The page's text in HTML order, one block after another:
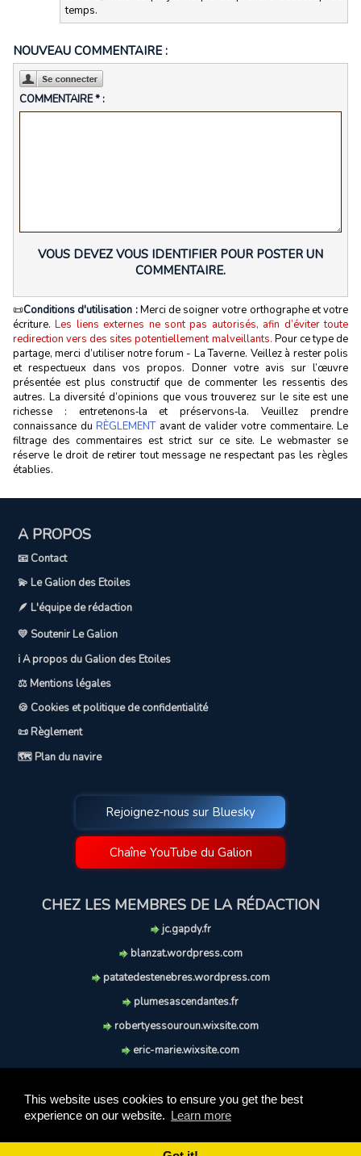
This website uses cookies to ensure you get the best
experience on our website. Learn more
temps.
NOUVEAU COMMENTAIRE :
COMMENTAIRE * :
VOUS DEVEZ VOUS IDENTIFIER POUR POSTER UN
COMMENTAIRE.
📜Conditions d'utilisation :Merci de soigner votre orthographe et votre
écriture.Les liens externes ne sont pas autorisés, afin d’éviter toute
redirection vers des sites potentiellement malveillants. Pour ce type de
partage, merci d’utiliser notre forum - La Taverne. Veillez à rester polis
et respectueux dans vos propos. Donner votre avis sur l’œuvre
présentée est plus constructif que de commenter les ressentis des
autres. La diversité d’opinions que vous trouverez sur le site est une
richesse : entretenons‑la et préservons‑la. Veuillez prendre
connaissance du RÈGLEMENTavant de valider votre commentaire. Le
filtrage des commentaires est strict sur ce site. Le webmaster se
réserve le droit de retirer tout message ne respectant pas les règles
établies.
A PROPOS
📧 Contact
💫 Le Galion des Etoiles
🪶 L'équipe de rédaction
💛 Soutenir Le Galion
ℹ️ A propos du Galion des Etoiles
⚖️ Mentions légales
🍪 Cookies et politique de confidentialité
📜 Règlement
🗺️ Plan du navire
Rejoignez-nous sur Bluesky
Chaîne YouTube du Galion
CHEZ LES MEMBRES DE LA RÉDACTION
jc.gapdy.fr
blanzat.wordpress.com
patatedestenebres.wordpress.com
plumesascendantes.fr
robertyessouroun.wixsite.com
eric-marie.wixsite.com
soufflereve.blogspot.com
Ce site est réalisé et maintenu avec coeur et passion.